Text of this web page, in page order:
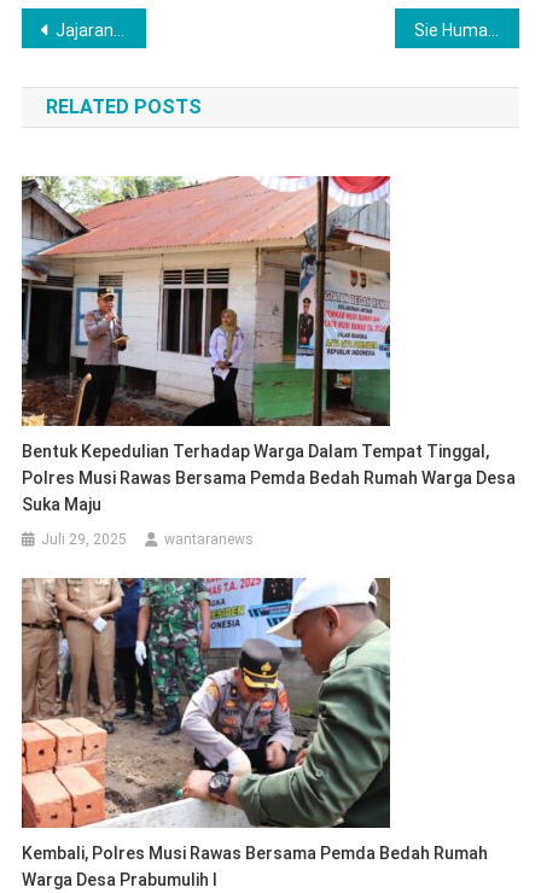
Navigasi
pos
Jajaran Satreskrim Polres Lubuklinggau Ungkap Kasus 3C Selama Dua Bulan Terakhir Berhasil Menangkap Pelaku 32 Orang
RELATED POSTS
Bentuk Kepedulian Terhadap Warga Dalam Tempat Tinggal,
Polres Musi Rawas Bersama Pemda Bedah Rumah Warga Desa
Suka Maju
Juli 29, 2025 wantaranews
Kembali, Polres Musi Rawas Bersama Pemda Bedah Rumah
Warga Desa Prabumulih I